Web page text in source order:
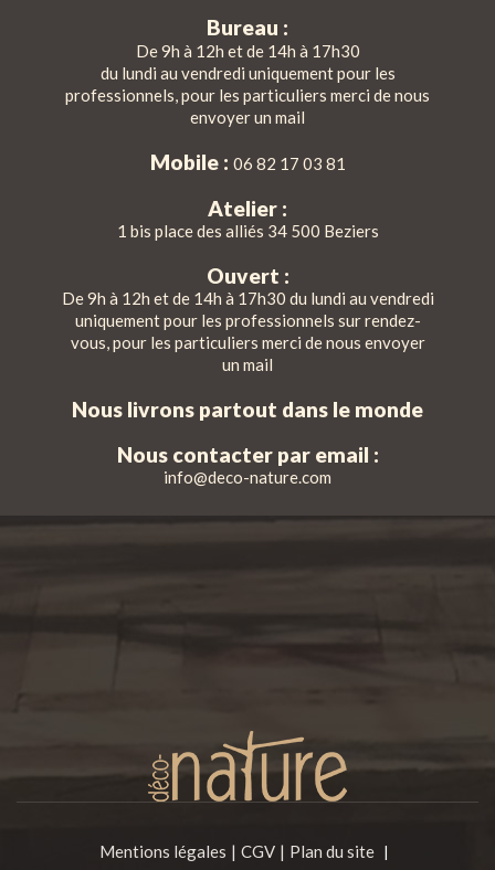
Bureau :
De 9h à 12h et de 14h à 17h30
du lundi au vendredi uniquement pour les
professionnels, pour les particuliers merci de nous
envoyer un mail
Mobile : 06 82 17 03 81
Atelier :
1 bis place des alliés 34 500 Beziers
Ouvert :
De 9h à 12h et de 14h à 17h30 du lundi au vendredi
uniquement pour les professionnels sur rendez-
vous, pour les particuliers merci de nous envoyer
un mail
Nous livrons partout dans le monde
Nous contacter par email :
info@deco-nature.com
Mentions légales CGV Plan du site |